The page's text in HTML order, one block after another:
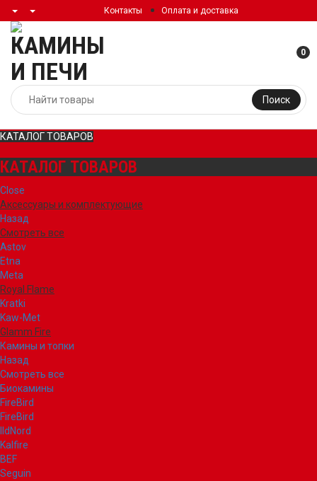
Контакты Оплата и доставка
Поиск
0
КАТАЛОГ ТОВАРОВ
КАТАЛОГ ТОВАРОВ
Close
Аксессуары и комплектующие
Назад
Смотреть все
Astov
Etna
Meta
Royal Flame
Kratki
Kaw-Met
Glamm Fire
Камины и топки
Назад
Смотреть все
Биокамины
FireBird
FireBird
IldNord
Kalfire
BEF
Seguin